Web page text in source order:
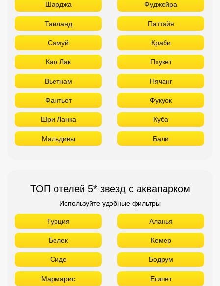
Шарджа Фуджейра
Таиланд Паттайя
Самуй Краби
Као Лак Пхукет
Вьетнам Нячанг
Фантьет Фукуок
Шри Ланка Куба
Мальдивы Бали
ТОП отелей 5* звезд с аквапарком
Используйте удобные фильтры
Турция Аланья
Белек Кемер
Сиде Бодрум
Мармарис Египет